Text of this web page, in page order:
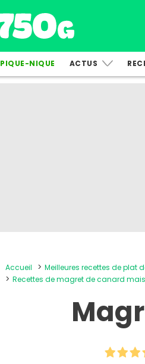
PIQUE-NIQUE ACTUS
Accueil Meilleures recettes de plat
Recettes de magret de canard